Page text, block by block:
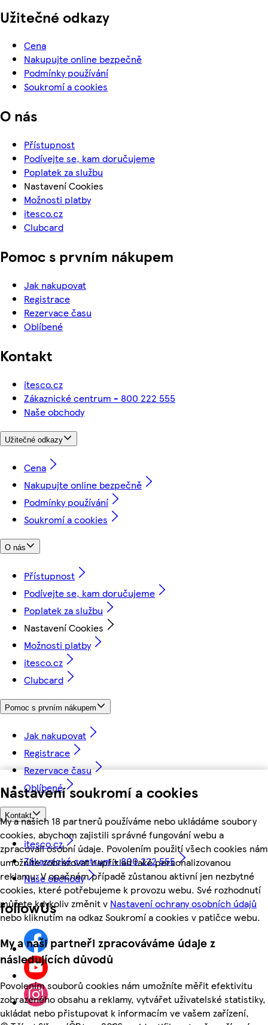
Nastavení soukromí a cookies
My a našich 18 partnerů používáme nebo ukládáme soubory
cookies, abychom zajistili správné fungování webu a
zpracovali osobní údaje. Povolením použití všech cookies nám
umožníte zobrazovat například také personalizovanou
reklamu. V opačném případě zůstanou aktivní jen nezbytné
cookies, které potřebujeme k provozu webu. Své rozhodnutí
můžete kdykoliv změnit v Nastavení ochrany osobních údajů
nebo kliknutím na odkaz Soukromí a cookies v patičce webu.
My a naši partneři zpracováváme údaje z
následujících důvodů
Povolením souborů cookies nám umožníte měřit efektivitu
zobrazeného obsahu a reklamy, vytvářet uživatelské statistiky,
ukládat nebo přistupovat k informacím ve vašem zařízení,
Užitečné odkazy
Cena
Nakupujte online bezpečně
Podmínky používání
Soukromí a cookies
O nás
Přístupnost
Podívejte se, kam doručujeme
Poplatek za službu
Nastavení Cookies
Možnosti platby
itesco.cz
Clubcard
Pomoc s prvním nákupem
Jak nakupovat
Registrace
Rezervace času
Oblíbené
Kontakt
itesco.cz
Zákaznické centrum - 800 222 555
Naše obchody
Užitečné odkazy
Cena
Nakupujte online bezpečně
Podmínky používání
Soukromí a cookies
O nás
Přístupnost
Podívejte se, kam doručujeme
Poplatek za službu
Nastavení Cookies
Možnosti platby
itesco.cz
Clubcard
Pomoc s prvním nákupem
Jak nakupovat
Registrace
Rezervace času
Oblíbené
Kontakt
itesco.cz
Zákaznické centrum - 800 222 555
Naše obchody
followUs